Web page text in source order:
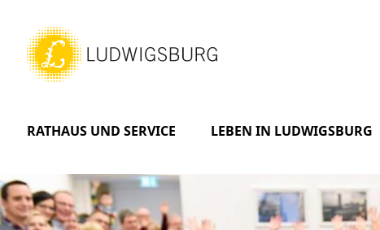
RATHAUS UND SERVICE LEBEN IN LUDWIGSBURG